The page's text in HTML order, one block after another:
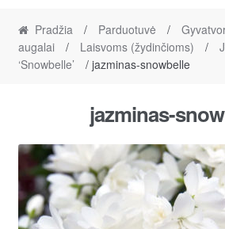
Pradžia / Parduotuvė /
augalai
/ Laisvoms (žydinčioms) /
‘Snowbelle’
/ jazminas-snowbelle
jazminas-